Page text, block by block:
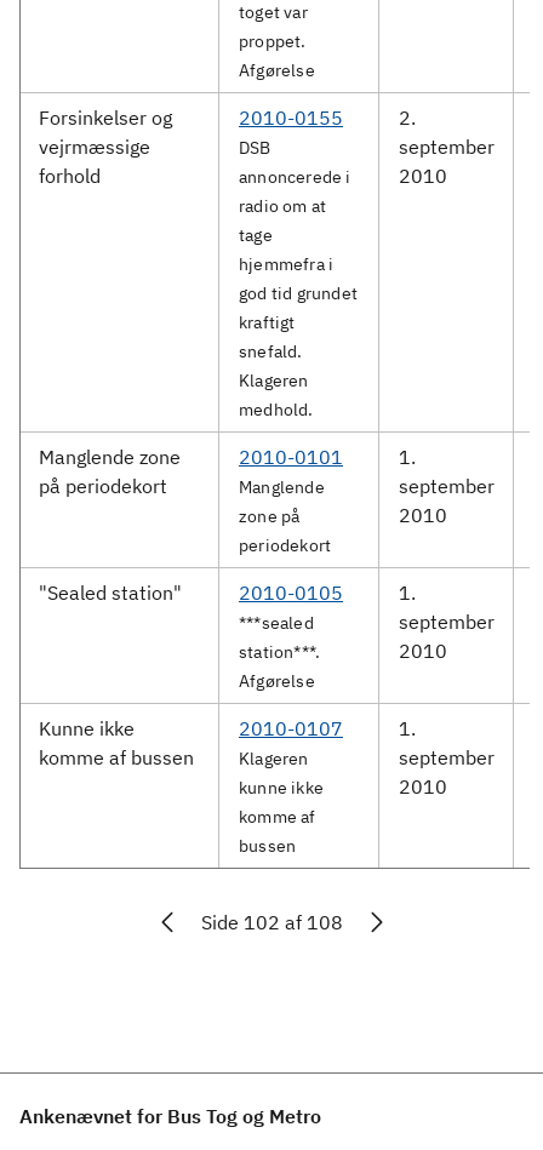
toget var
proppet.
Afgørelse
Forsinkelser og
vejrmæssige
forhold
2010-0155
DSB
annoncerede i
radio om at
tage
hjemmefra i
god tid grundet
kraftigt
snefald.
Klageren
medhold.
2.
september
2010
Manglende zone
på periodekort
2010-0101
Manglende
zone på
periodekort
1.
september
2010
"Sealed station" 2010-0105
***sealed
station***.
Afgørelse
1.
september
2010
Kunne ikke
komme af bussen
2010-0107
Klageren
kunne ikke
komme af
bussen
1.
september
2010
Side 102 af 108
Ankenævnet for Bus Tog og Metro